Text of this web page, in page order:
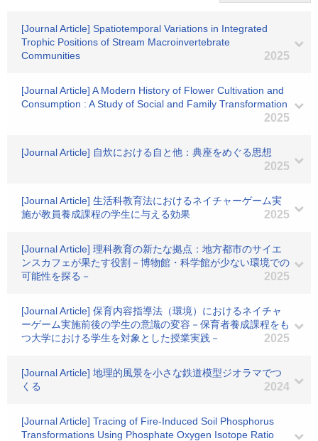
[Journal Article] Spatiotemporal Variations in Integrated
Trophic Positions of Stream Macroinvertebrate
Communities
2025
[Journal Article] A Modern History of Flower Cultivation and
Consumption : A Study of Social and Family Transformation
2025
[Journal Article] 自炊における自と他：典座をめぐる思想
2025
[Journal Article] 生活科教育法におけるネイチャーゲーム実
施が教員養成課程の学生に与える効果
2025
[Journal Article] 理科教育の新たな拠点：地方都市のサイエ
ンスカフェが果たす役割－博物館・科学館が少ない環境での
可能性を探る－
2025
[Journal Article] 保育内容指導法（環境）におけるネイチャ
ーゲーム実施前後の学生の意識の変容－保育者養成課程をも
つ大学における学生を対象とした授業実践－
2025
[Journal Article] 地理的風景を小さな鉄道模型ジオラマでつ
くる
2024
[Journal Article] Tracing of Fire-Induced Soil Phosphorus
Transformations Using Phosphate Oxygen Isotope Ratio